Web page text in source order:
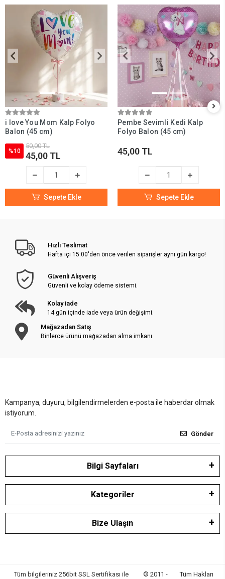
i love You Mom Kalp Folyo
Balon (45 cm)
%10
50,00 TL
45,00 TL
Sepete Ekle
Pembe Sevimli Kedi Kalp
Folyo Balon (45 cm)
45,00 TL
Sepete Ekle
Hızlı Teslimat
Hafta içi 15:00'den önce verilen siparişler aynı gün kargo!
Güvenli Alışveriş
Güvenli ve kolay ödeme sistemi.
Kolay iade
14 gün içinde iade veya ürün değişimi.
Mağazadan Satış
Binlerce ürünü mağazadan alma imkanı.
Kampanya, duyuru, bilgilendirmelerden e-posta ile haberdar olmak
istiyorum.
Gönder
Bilgi Sayfaları
Kategoriler
Bize Ulaşın
Tüm bilgileriniz 256bit SSL Sertifikası ile © 2011 - Tüm Hakları